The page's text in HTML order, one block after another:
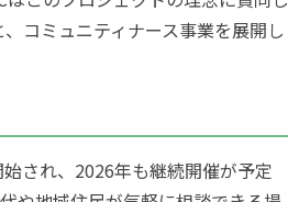
コミュニティナース事業を展開し
され、2026年も継続開催が予定